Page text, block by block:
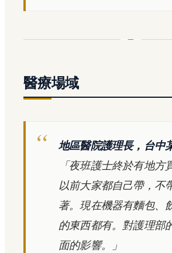
醫療場域
地區醫院護理長，台中
「夜班護士終於有地方
以前大家都自己帶，不
著。現在機器有麵包、
的東西都有。對護理部
面的影響。」